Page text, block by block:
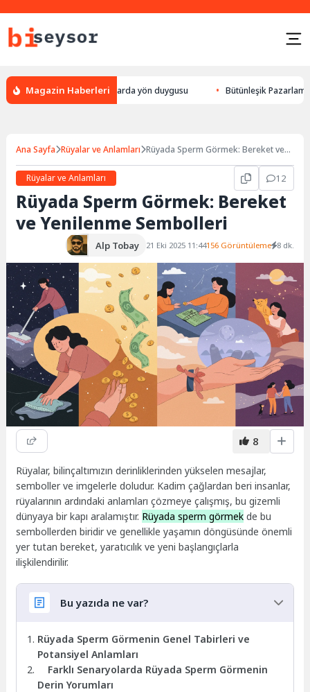
Magazin Haberleri
bulması, hayvanlarda yön duygusu Bütünleşik Pazarlama:
Ana Sayfa Rüyalar ve Anlamları Rüyada Sperm Görmek: Bereket ve
Rüyalar ve Anlamları
12
Rüyada Sperm Görmek: Bereket
ve Yenilenme Sembolleri
Alp Tobay 21 Eki 2025 11:44156 Görüntüleme 8 dk.
8
Rüyalar, bilinçaltımızın derinliklerinden yükselen mesajlar,
semboller ve imgelerle doludur. Kadim çağlardan beri insanlar,
rüyalarının ardındaki anlamları çözmeye çalışmış, bu gizemli
dünyaya bir kapı aralamıştır. Rüyada sperm görmek de bu
sembollerden biridir ve genellikle yaşamın döngüsünde önemli
yer tutan bereket, yaratıcılık ve yeni başlangıçlarla
ilişkilendirilir.
Bu yazıda ne var?
Rüyada Sperm Görmenin Genel Tabirleri ve
Potansiyel Anlamları
Farklı Senaryolarda Rüyada Sperm Görmenin
Derin Yorumları